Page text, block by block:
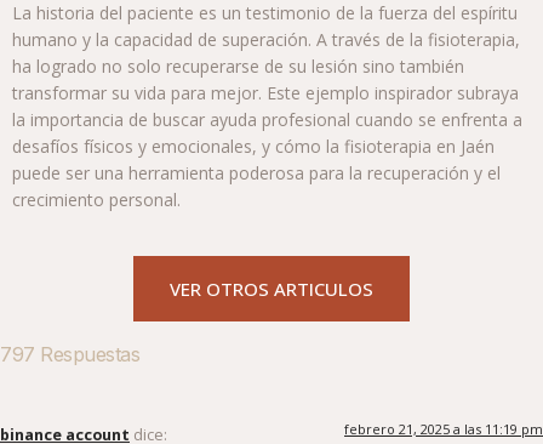
La historia del paciente es un testimonio de la fuerza del espíritu
humano y la capacidad de superación. A través de la fisioterapia,
ha logrado no solo recuperarse de su lesión sino también
transformar su vida para mejor. Este ejemplo inspirador subraya
la importancia de buscar ayuda profesional cuando se enfrenta a
desafíos físicos y emocionales, y cómo la fisioterapia en Jaén
puede ser una herramienta poderosa para la recuperación y el
crecimiento personal.
VER OTROS ARTICULOS
797 Respuestas
binance account dice: febrero 21, 2025 a las 11:19 pm